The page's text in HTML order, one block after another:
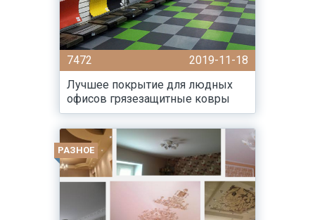
7472
2019-11-18
Лучшее покрытие для людных
офисов грязезащитные ковры
РАЗНОЕ